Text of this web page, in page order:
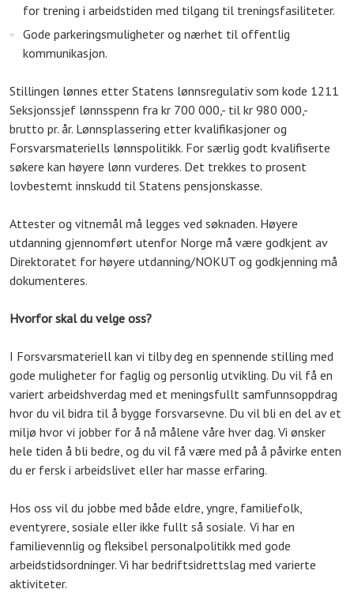
for trening i arbeidstiden med tilgang til treningsfasiliteter.
Gode parkeringsmuligheter og nærhet til offentlig
kommunikasjon.
Stillingen lønnes etter Statens lønnsregulativ som kode 1211
Seksjonssjef lønnsspenn fra kr 700 000,- til kr 980 000,-
brutto pr. år. Lønnsplassering etter kvalifikasjoner og
Forsvarsmateriells lønnspolitikk. For særlig godt kvalifiserte
søkere kan høyere lønn vurderes. Det trekkes to prosent
lovbestemt innskudd til Statens pensjonskasse.
Attester og vitnemål må legges ved søknaden. Høyere
utdanning gjennomført utenfor Norge må være godkjent av
Direktoratet for høyere utdanning/NOKUT og godkjenning må
dokumenteres.
Hvorfor skal du velge oss?
I Forsvarsmateriell kan vi tilby deg en spennende stilling med
gode muligheter for faglig og personlig utvikling. Du vil få en
variert arbeidshverdag med et meningsfullt samfunnsoppdrag
hvor du vil bidra til å bygge forsvarsevne. Du vil bli en del av et
miljø hvor vi jobber for å nå målene våre hver dag. Vi ønsker
hele tiden å bli bedre, og du vil få være med på å påvirke enten
du er fersk i arbeidslivet eller har masse erfaring.
Hos oss vil du jobbe med både eldre, yngre, familiefolk,
eventyrere, sosiale eller ikke fullt så sosiale. Vi har en
familievennlig og fleksibel personalpolitikk med gode
arbeidstidsordninger. Vi har bedriftsidrettslag med varierte
aktiviteter.